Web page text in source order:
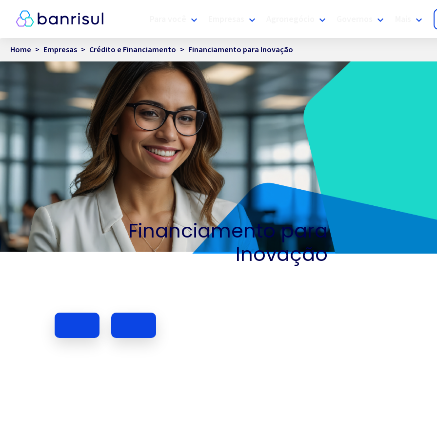
Home > Empresas > Crédito e Financiamento > Financiamento para Inovação
Financiamento para
Inovação